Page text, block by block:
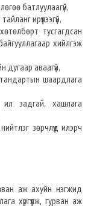
батлуулаагүй,
ирүүлээгүй,
тусгагдсан
хийлгэж
дугаар аваагүй,
шаардлага
задгай, хашлага
зөрчлүүд илэрч
аж ахуйн нэгжид
хүргүүлж, гурван аж